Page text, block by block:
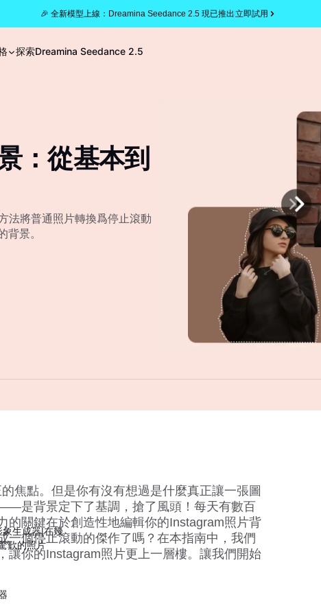
🎉 全新模型上線：Dreamina Seedance 2.5 現已推出立即試用
探索Dreamina Seedance 2.5
：從基本到
法將普通照片轉換爲停止滾動
背景。
焦點。但是你有沒有想過是什麼真正讓一張圖
是背景定下了基調，搶了風頭！每天有數百
的關鍵在於創造性地編輯你的Instagram照片背
一個停止滾動的傑作了嗎？在本指南中，我們
讓你的Instagram照片更上一層樓。讓我們開始
生成器|在幾
歎的照片